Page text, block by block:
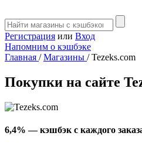
Регистрация или Вход
Напомним о кэшбэке
Главная / Магазины / Tezeks.com
Покупки на сайте
6,4% — кэшбэк с каждого